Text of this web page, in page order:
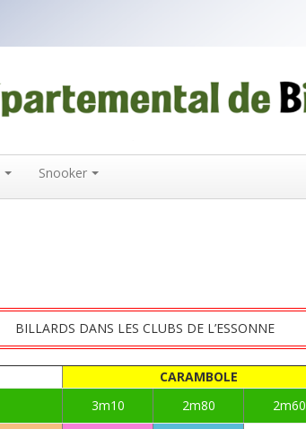
Snooker
BILLARDS DANS LES CLUBS DE L’ESSONNE
CARAMBOLE
3m10 2m80 2m60